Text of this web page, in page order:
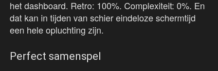
het dashboard. Retro: 100%. Complexiteit: 0%. En
dat kan in tijden van schier eindeloze schermtijd
een hele opluchting zijn.
Perfect samenspel